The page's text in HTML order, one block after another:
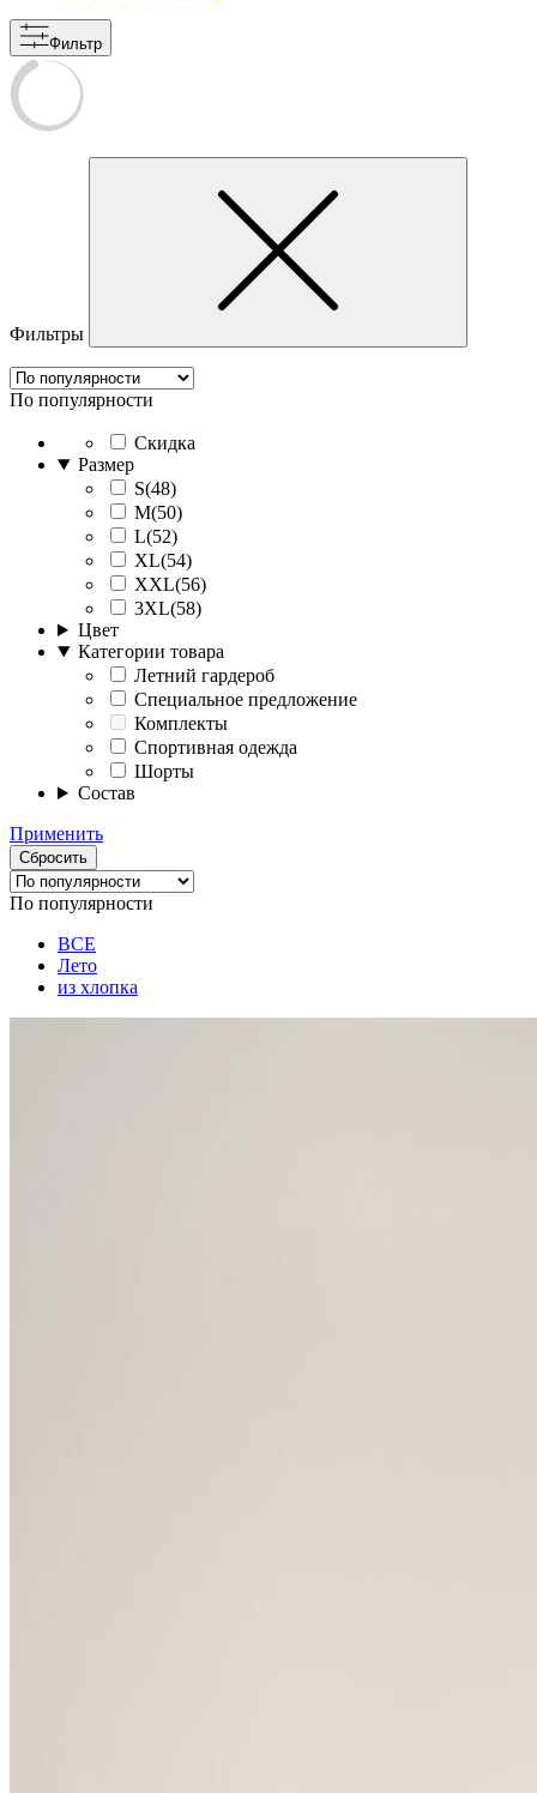
Фильтр
Фильтры
По популярности
Скидка
Размер
S(48)
M(50)
L(52)
XL(54)
XXL(56)
3XL(58)
Цвет
Категории товара
Летний гардероб
Специальное предложение
Комплекты
Спортивная одежда
Шорты
Состав
Применить
Сбросить
По популярности
ВСЕ
Лето
из хлопка